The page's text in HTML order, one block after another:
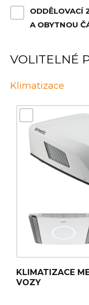
ODDĚLOVACÍ
A OBYTNOU
VOLITELNÉ
Klimatizace
KLIMATIZACE
VOZY